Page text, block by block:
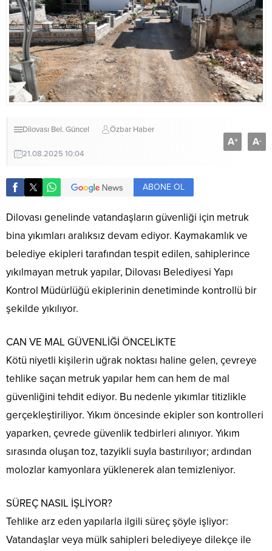
Dilovası Bel. Güncel Özbar Haber
21.08.2025 10:04
A+ A-
ABONE OL
Dilovası genelinde vatandaşların güvenliği için metruk
bina yıkımları aralıksız devam ediyor. Kaymakamlık ve
belediye ekipleri tarafından tespit edilen, sahiplerince
yıkılmayan metruk yapılar, Dilovası Belediyesi Yapı
Kontrol Müdürlüğü ekiplerinin denetiminde kontrollü bir
şekilde yıkılıyor.
CAN VE MAL GÜVENLİĞİ ÖNCELİKTE
Kötü niyetli kişilerin uğrak noktası haline gelen, çevreye
tehlike saçan metruk yapılar hem can hem de mal
güvenliğini tehdit ediyor. Bu nedenle yıkımlar titizlikle
gerçekleştiriliyor. Yıkım öncesinde ekipler son kontrolleri
yaparken, çevrede güvenlik tedbirleri alınıyor. Yıkım
sırasında oluşan toz, tazyikli suyla bastırılıyor; ardından
molozlar kamyonlara yüklenerek alan temizleniyor.
SÜREÇ NASIL İŞLİYOR?
Tehlike arz eden yapılarla ilgili süreç şöyle işliyor:
Vatandaşlar veya mülk sahipleri belediyeye dilekçe ile